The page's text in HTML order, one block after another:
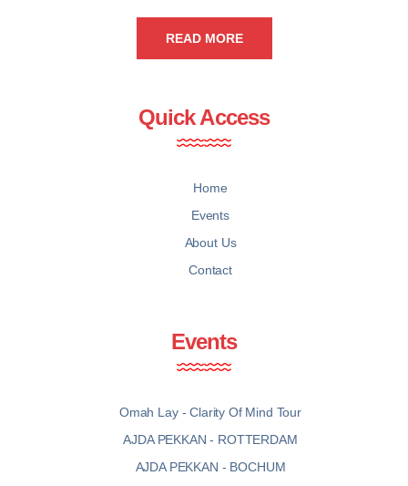
READ MORE
Quick Access
Home
Events
About Us
Contact
Events
Omah Lay - Clarity Of Mind Tour
AJDA PEKKAN - ROTTERDAM
AJDA PEKKAN - BOCHUM